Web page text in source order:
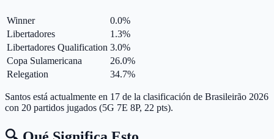
Winner 0.0%
Libertadores
1.3%
Libertadores Qualification 3.0%
Copa Sulamericana
26.0%
Relegation
34.7%
Santos está actualmente en 17 de la clasificación de Brasileirão 2026
con 20 partidos jugados (5G 7E 8P, 22 pts).